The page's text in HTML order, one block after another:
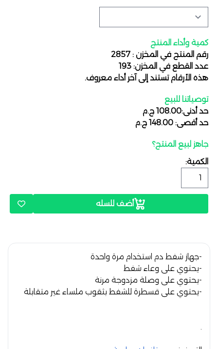
كمية وأداء المنتج
رقم المنتج في المخزن : 2857
عدد القطع في المخزن: 193
هذه الأرقام تستند إلى آخر أداء معروف.
توصياتنا للبيع
حد أدنى:108.00 ج.م
حد أقصى: 148.00 ج.م
جاهز لبيع المنتج؟
الكمية:
أضف للسله
-جهاز شفط دم استخدام مرة واحدة
-يحتوي على وعاء شفط
-يحتوي على وصلة مزدوجة مرنة
-يحتوي على قسطرة للشفط بثقوب ملساء غير متقابلة